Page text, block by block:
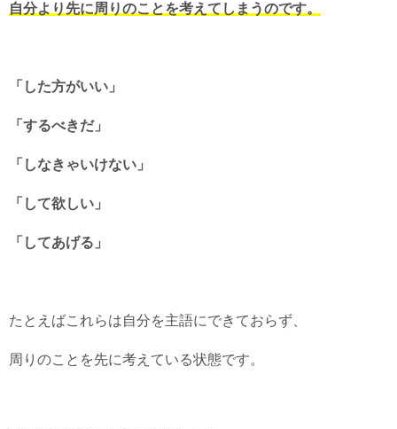
自分より先に周りのことを考えてしまうのです。
「した方がいい」
「するべきだ」
「しなきゃいけない」
「して欲しい」
「してあげる」
たとえばこれらは自分を主語にできておらず、
周りのことを先に考えている状態です。